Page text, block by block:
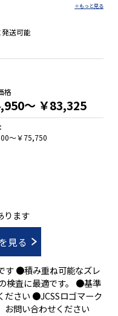
送可能
ります
見る
す ●積み重ね可能なズレ
検査に最適です。 ●基準
ださい ●JCSSロゴマーク
お問い合わせください
格
～ ￥83,325
～￥75,750